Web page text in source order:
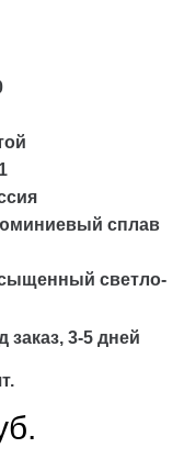
сплав
светло-
заказ, 3-5 дней